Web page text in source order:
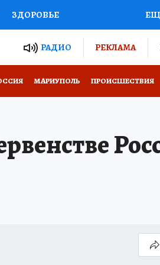
ЗДОРОВЬЕ
РОССИИРАДИО РЕКЛАМА
МАРИУПОЛЬ ПРОИСШЕСТВИЯ